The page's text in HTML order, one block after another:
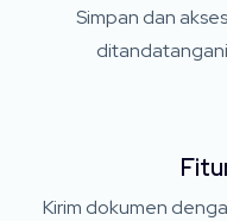
Simpan dan
ditandatangani
Kirim dokumen